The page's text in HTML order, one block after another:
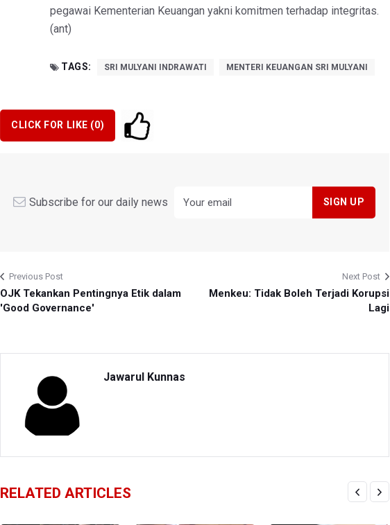
pegawai Kementerian Keuangan yakni komitmen terhadap integritas.
(ant)
TAGS: SRI MULYANI INDRAWATI MENTERI KEUANGAN SRI MULYANI
CLICK FOR LIKE (0)
Subscribe for our daily news
Previous Post
OJK Tekankan Pentingnya Etik dalam
'Good Governance'
Next Post
Menkeu: Tidak Boleh Terjadi Korupsi
Lagi
Jawarul Kunnas
RELATED ARTICLES